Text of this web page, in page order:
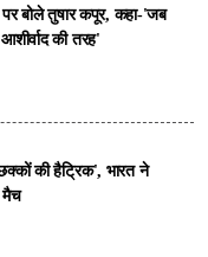
बोले तुषार कपूर, कहा-'जब
की तरह'
की हैट्रिक', भारत ने
मैच